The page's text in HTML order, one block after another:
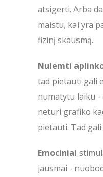
atsigerti. Arba
maistu, kai yra
fizinį skausmą.
Nulemti
tad pietauti gali
numatytu laiku -
neturi grafiko
pietauti. Tad
Emociniai
jausmai -